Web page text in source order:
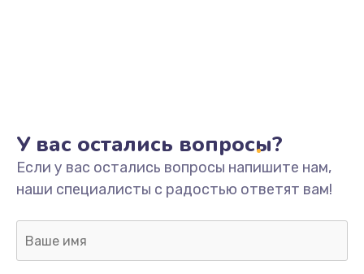
У вас остались вопросы?
Если у вас остались вопросы напишите нам,
наши специалисты с радостью ответят вам!